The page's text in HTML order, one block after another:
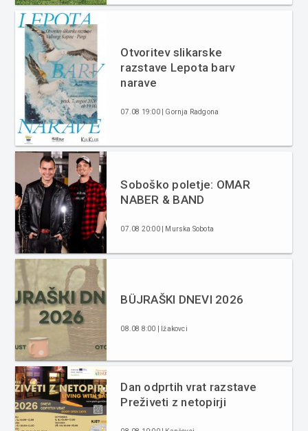
Otvoritev slikarske
razstave Lepota barv
narave
07.08 19:00 | Gornja Radgona
Soboško poletje: OMAR
NABER & BAND
07.08 20:00 | Murska Sobota
BÜJRAŠKI DNEVI 2026
08.08 8:00 | Ižakovci
Dan odprtih vrat razstave
Preživeti z netopirji